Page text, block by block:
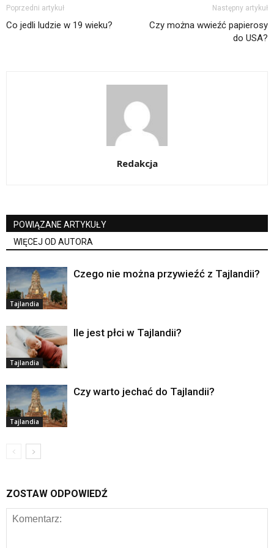
Poprzedni artykuł
Co jedli ludzie w 19 wieku?
Następny artykuł
Czy można wwieźć papierosy
do USA?
Redakcja
POWIĄZANE ARTYKUŁY
WIĘCEJ OD AUTORA
Tajlandia
Czego nie można przywieźć z Tajlandii?
Tajlandia
Ile jest płci w Tajlandii?
Tajlandia
Czy warto jechać do Tajlandii?
ZOSTAW ODPOWIEDŹ